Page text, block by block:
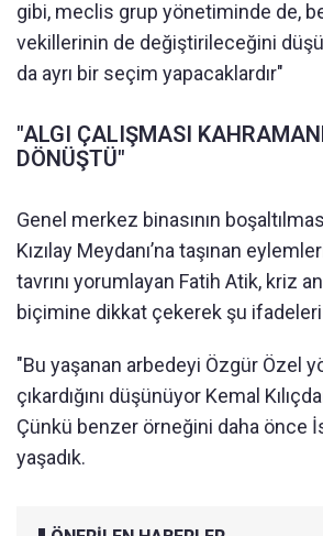
gibi, meclis grup yönetiminde de,
vekillerinin de değiştirileceğini
da ayrı bir seçim yapacaklardır"
"ALGI ÇALIŞMASI
DÖNÜŞTÜ"
Genel merkez binasının
Kızılay Meydanı’na taşınan
tavrını yorumlayan Fatih Atik, kriz
biçimine dikkat çekerek şu ifadeleri
"Bu yaşanan arbedeyi Özgür Özel
çıkardığını düşünüyor Kemal
Çünkü benzer örneğini daha önce
yaşadık.